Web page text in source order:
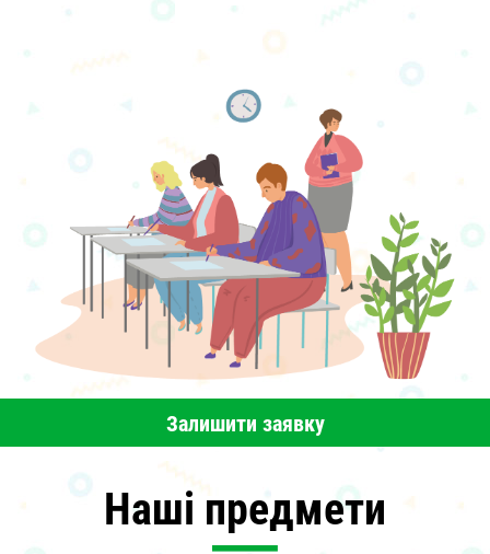
Залишити заявку
Наші предмети